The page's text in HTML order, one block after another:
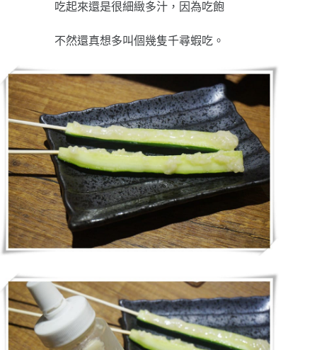
吃起來還是很細緻多汁，因為吃飽
不然還真想多叫個幾隻千尋蝦吃。